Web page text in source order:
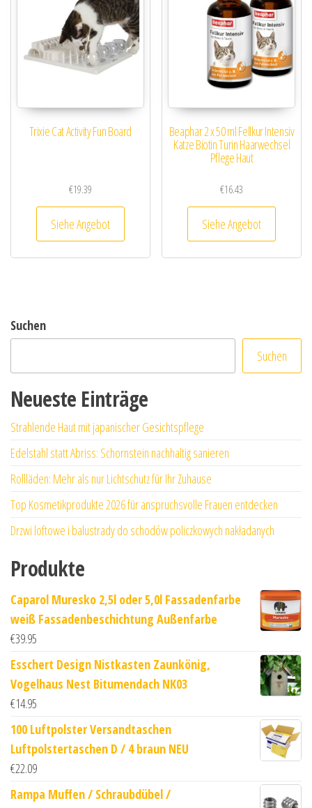
Trixie Cat Activity Fun Board
€19.39
Siehe Angebot
Beaphar 2 x 50 ml Fellkur Intensiv
Katze Biotin Turin Haarwechsel
Pflege Haut
€16.43
Siehe Angebot
Suchen
Suchen
Neueste Einträge
Strahlende Haut mit japanischer Gesichtspflege
Edelstahl statt Abriss: Schornstein nachhaltig sanieren
Rollläden: Mehr als nur Lichtschutz für Ihr Zuhause
Top Kosmetikprodukte 2026 für anspruchsvolle Frauen entdecken
Drzwi loftowe i balustrady do schodów policzkowych nakładanych
Produkte
Caparol Muresko 2,5l oder 5,0l Fassadenfarbe
weiß Fassadenbeschichtung Außenfarbe
€39.95
Esschert Design Nistkasten Zaunkönig,
Vogelhaus Nest Bitumendach NK03
€14.95
100 Luftpolster Versandtaschen
Luftpolstertaschen D / 4 braun NEU
€22.09
Rampa Muffen / Schraubdübel /